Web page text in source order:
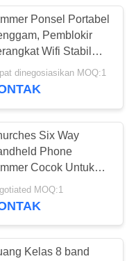
FPV
109
RF
36
Ponsel Portabel
Pemblokir
Wifi Stabil
Keamanan
dinegosiasikan MOQ:1
Six Way
Phone
Cocok Untuk
Pertemuan
MOQ:1
Kelas 8 band